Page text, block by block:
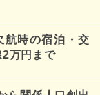
航時の宿泊・交
万円まで